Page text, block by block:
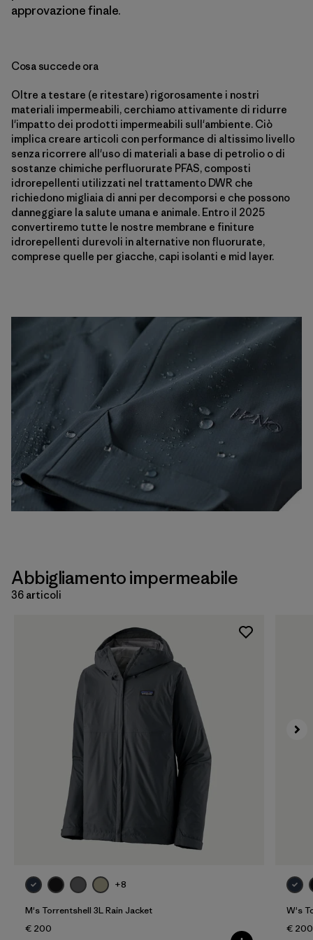
approvazione finale.
Cosa succede ora
Oltre a testare (e ritestare) rigorosamente i nostri
materiali impermeabili, cerchiamo attivamente di ridurre
l'impatto dei prodotti impermeabili sull'ambiente. Ciò
implica creare articoli con performance di altissimo livello
senza ricorrere all'uso di materiali a base di petrolio o di
sostanze chimiche perfluorurate PFAS, composti
idrorepellenti utilizzati nel trattamento DWR che
richiedono migliaia di anni per decomporsi e che possono
danneggiare la salute umana e animale. Entro il 2025
convertiremo tutte le nostre membrane e finiture
idrorepellenti durevoli in alternative non fluorurate,
comprese quelle per giacche, capi isolanti e mid layer.
Abbigliamento impermeabile
36 articoli
+8
M's Torrentshell 3L Rain Jacket
€ 200
W's
€ 200